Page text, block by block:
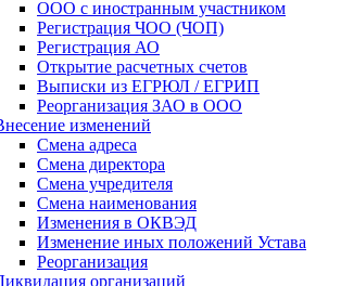
ООО с иностранным участником
Регистрация ЧОО (ЧОП)
Регистрация АО
Открытие расчетных счетов
Выписки из ЕГРЮЛ / ЕГРИП
Реорганизация ЗАО в ООО
изменений
Смена адреса
Смена директора
Cмена учредителя
Смена наименования
Изменения в ОКВЭД
Изменение иных положений Устава
Реорганизация
организаций